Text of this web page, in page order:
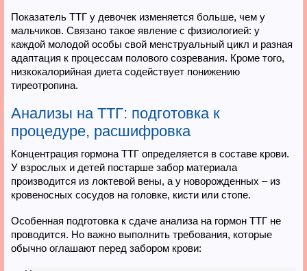
Показатель ТТГ у девочек изменяется больше, чем у
мальчиков. Связано такое явление с физиологией: у
каждой молодой особы свой менструальный цикл и разная
адаптация к процессам полового созревания. Кроме того,
низкокалорийная диета содействует понижению
тиреотропина.
Анализы на ТТГ: подготовка к
процедуре, расшифровка
Концентрация гормона ТТГ определяется в составе крови.
У взрослых и детей постарше забор материала
производится из локтевой вены, а у новорожденных – из
кровеносных сосудов на головке, кисти или стопе.
Особенная подготовка к сдаче анализа на гормон ТТГ не
проводится. Но важно выполнить требования, которые
обычно оглашают перед забором крови: